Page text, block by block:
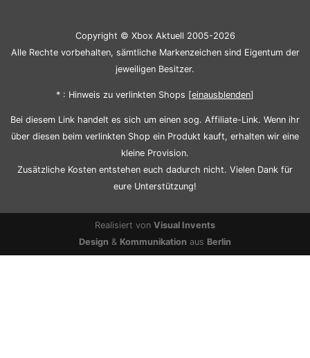
Copyright © Xbox Aktuell 2005-2026
Alle Rechte vorbehalten, sämtliche Markenzeichen sind Eigentum der
jeweiligen Besitzer.
* : Hinweis zu verlinkten Shops [einausblenden]
Bei diesem Link handelt es sich um einen sog. Affiliate-Link. Wenn ihr
über diesen beim verlinkten Shop ein Produkt kauft, erhalten wir eine
kleine Provision.
Zusätzliche Kosten entstehen euch dadurch nicht. Vielen Dank für
eure Unterstützung!
Realisiert von Visual Invents
Design & Kommunikation aus Berlin